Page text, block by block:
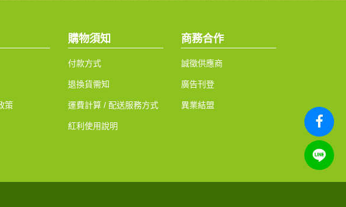
策
購物須知
付款方式
退換貨需知
運費計算 / 配送服務方式
紅利使用說明
商務合作
誠徵供應商
廣告刊登
異業結盟